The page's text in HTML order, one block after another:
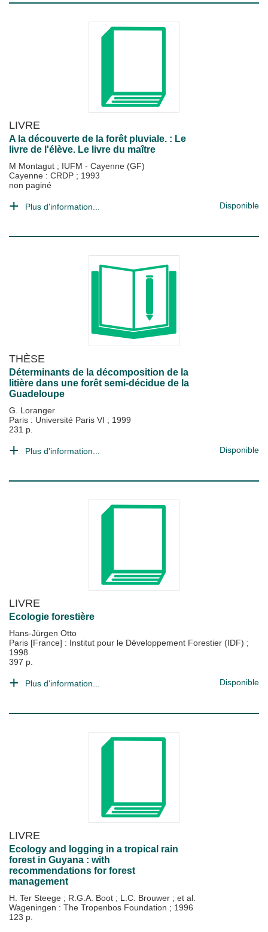
LIVRE
A la découverte de la forêt pluviale. : Le
livre de l'élève. Le livre du maître
M Montagut ; IUFM - Cayenne (GF)
Cayenne : CRDP ; 1993
non paginé
Plus d'information... Disponible
THÈSE
Déterminants de la décomposition de la
litière dans une forêt semi-décidue de la
Guadeloupe
G. Loranger
Paris : Université Paris VI ; 1999
231 p.
Plus d'information... Disponible
LIVRE
Ecologie forestière
Hans-Jürgen Otto
Paris [France] : Institut pour le Développement Forestier (IDF) ;
1998
397 p.
Plus d'information... Disponible
LIVRE
Ecology and logging in a tropical rain
forest in Guyana : with
recommendations for forest
management
H. Ter Steege ; R.G.A. Boot ; L.C. Brouwer ; et al.
Wageningen : The Tropenbos Foundation ; 1996
123 p.